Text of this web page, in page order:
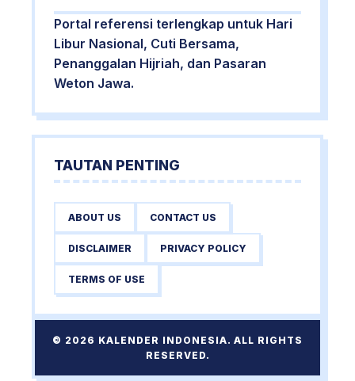
Portal referensi terlengkap untuk Hari
Libur Nasional, Cuti Bersama,
Penanggalan Hijriah, dan Pasaran
Weton Jawa.
TAUTAN PENTING
ABOUT US CONTACT US
DISCLAIMER PRIVACY POLICY
TERMS OF USE
© 2026 KALENDER INDONESIA. ALL RIGHTS
RESERVED.